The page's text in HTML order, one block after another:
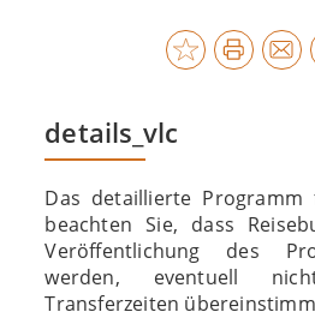
details_vlc
Das detaillierte
beachten Sie, dass
Veröffentlichung des
werden, eventuell
Transferzeiten